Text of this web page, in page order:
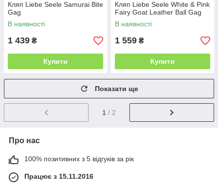
Кляп Liebe Seele Samurai Bite
Gag
В наявності
1 439 ₴
Купити
Кляп Liebe Seele White & Pink
Fairy Goat Leather Ball Gag
В наявності
1 559 ₴
Купити
Показати ще
1 / 2
Про нас
100% позитивних з 5 відгуків за рік
Працює з 15.11.2016